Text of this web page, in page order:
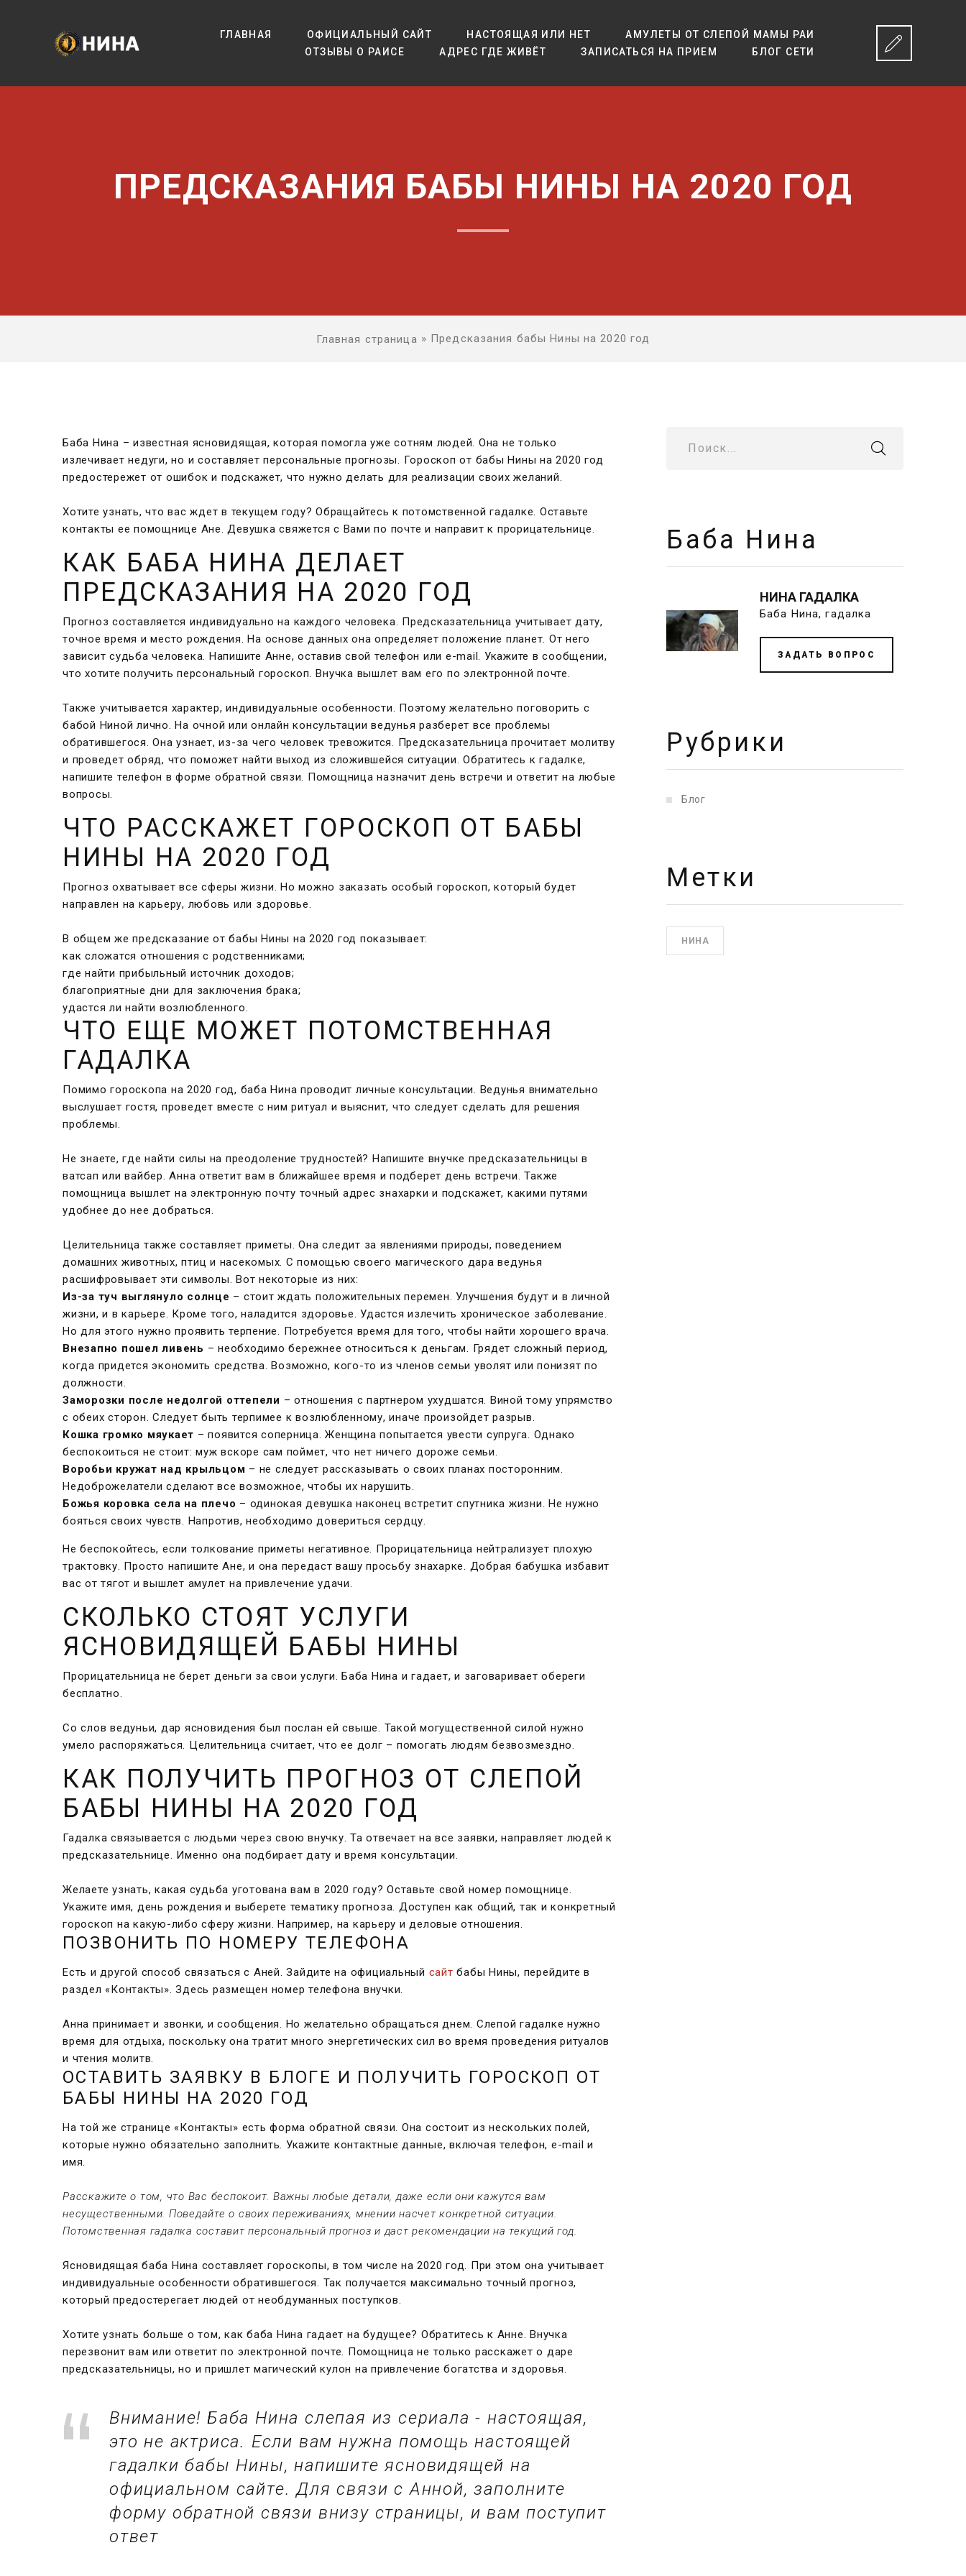
ГЛАВНАЯ ОФИЦИАЛЬНЫЙ САЙТ НАСТОЯЩАЯ ИЛИ НЕТ
АМУЛЕТЫ ОТ СЛЕПОЙ МАМЫ РАИ
ОТЗЫВЫ О РАИСЕ
АДРЕС ГДЕ ЖИВЁТ ЗАПИСАТЬСЯ НА ПРИЕМ БЛОГ СЕТИ
ПРЕДСКАЗАНИЯ БАБЫ НИНЫ НА 2020 ГОД
Главная страница » Предсказания бабы Нины на 2020 год
Баба Нина – известная ясновидящая, которая помогла уже сотням людей. Она не только
излечивает недуги, но и составляет персональные прогнозы. Гороскоп от бабы Нины на 2020 год
предостережет от ошибок и подскажет, что нужно делать для реализации своих желаний.
Хотите узнать, что вас ждет в текущем году? Обращайтесь к потомственной гадалке. Оставьте
контакты ее помощнице Ане. Девушка свяжется с Вами по почте и направит к прорицательнице.
КАК БАБА НИНА ДЕЛАЕТ
ПРЕДСКАЗАНИЯ НА 2020 ГОД
Прогноз составляется индивидуально на каждого человека. Предсказательница учитывает дату,
точное время и место рождения. На основе данных она определяет положение планет. От него
зависит судьба человека. Напишите Анне, оставив свой телефон или e-mail. Укажите в сообщении,
что хотите получить персональный гороскоп. Внучка вышлет вам его по электронной почте.
Также учитывается характер, индивидуальные особенности. Поэтому желательно поговорить с
бабой Ниной лично. На очной или онлайн консультации ведунья разберет все проблемы
обратившегося. Она узнает, из-за чего человек тревожится. Предсказательница прочитает молитву
и проведет обряд, что поможет найти выход из сложившейся ситуации. Обратитесь к гадалке,
напишите телефон в форме обратной связи. Помощница назначит день встречи и ответит на любые
вопросы.
ЧТО РАССКАЖЕТ ГОРОСКОП ОТ БАБЫ
НИНЫ НА 2020 ГОД
Прогноз охватывает все сферы жизни. Но можно заказать особый гороскоп, который будет
направлен на карьеру, любовь или здоровье.
В общем же предсказание от бабы Нины на 2020 год показывает:
как сложатся отношения с родственниками;
где найти прибыльный источник доходов;
благоприятные дни для заключения брака;
удастся ли найти возлюбленного.
ЧТО ЕЩЕ МОЖЕТ ПОТОМСТВЕННАЯ
ГАДАЛКА
Помимо гороскопа на 2020 год, баба Нина проводит личные консультации. Ведунья внимательно
выслушает гостя, проведет вместе с ним ритуал и выяснит, что следует сделать для решения
проблемы.
Не знаете, где найти силы на преодоление трудностей? Напишите внучке предсказательницы в
ватсап или вайбер. Анна ответит вам в ближайшее время и подберет день встречи. Также
помощница вышлет на электронную почту точный адрес знахарки и подскажет, какими путями
удобнее до нее добраться.
Целительница также составляет приметы. Она следит за явлениями природы, поведением
домашних животных, птиц и насекомых. С помощью своего магического дара ведунья
расшифровывает эти символы. Вот некоторые из них:
Из-за туч выглянуло солнце – стоит ждать положительных перемен. Улучшения будут и в личной
жизни, и в карьере. Кроме того, наладится здоровье. Удастся излечить хроническое заболевание.
Но для этого нужно проявить терпение. Потребуется время для того, чтобы найти хорошего врача.
Внезапно пошел ливень – необходимо бережнее относиться к деньгам. Грядет сложный период,
когда придется экономить средства. Возможно, кого-то из членов семьи уволят или понизят по
должности.
Заморозки после недолгой оттепели – отношения с партнером ухудшатся. Виной тому упрямство
с обеих сторон. Следует быть терпимее к возлюбленному, иначе произойдет разрыв.
Кошка громко мяукает – появится соперница. Женщина попытается увести супруга. Однако
беспокоиться не стоит: муж вскоре сам поймет, что нет ничего дороже семьи.
Воробьи кружат над крыльцом – не следует рассказывать о своих планах посторонним.
Недоброжелатели сделают все возможное, чтобы их нарушить.
Божья коровка села на плечо – одинокая девушка наконец встретит спутника жизни. Не нужно
бояться своих чувств. Напротив, необходимо довериться сердцу.
Не беспокойтесь, если толкование приметы негативное. Прорицательница нейтрализует плохую
трактовку. Просто напишите Ане, и она передаст вашу просьбу знахарке. Добрая бабушка избавит
вас от тягот и вышлет амулет на привлечение удачи.
СКОЛЬКО СТОЯТ УСЛУГИ
ЯСНОВИДЯЩЕЙ БАБЫ НИНЫ
Прорицательница не берет деньги за свои услуги. Баба Нина и гадает, и заговаривает обереги
бесплатно.
Со слов ведуньи, дар ясновидения был послан ей свыше. Такой могущественной силой нужно
умело распоряжаться. Целительница считает, что ее долг – помогать людям безвозмездно.
КАК ПОЛУЧИТЬ ПРОГНОЗ ОТ СЛЕПОЙ
БАБЫ НИНЫ НА 2020 ГОД
Гадалка связывается с людьми через свою внучку. Та отвечает на все заявки, направляет людей к
предсказательнице. Именно она подбирает дату и время консультации.
Желаете узнать, какая судьба уготована вам в 2020 году? Оставьте свой номер помощнице.
Укажите имя, день рождения и выберете тематику прогноза. Доступен как общий, так и конкретный
гороскоп на какую-либо сферу жизни. Например, на карьеру и деловые отношения.
ПОЗВОНИТЬ ПО НОМЕРУ ТЕЛЕФОНА
Есть и другой способ связаться с Аней. Зайдите на официальный сайт бабы Нины, перейдите в
раздел «Контакты». Здесь размещен номер телефона внучки.
Анна принимает и звонки, и сообщения. Но желательно обращаться днем. Слепой гадалке нужно
время для отдыха, поскольку она тратит много энергетических сил во время проведения ритуалов
и чтения молитв.
ОСТАВИТЬ ЗАЯВКУ В БЛОГЕ И ПОЛУЧИТЬ ГОРОСКОП ОТ
БАБЫ НИНЫ НА 2020 ГОД
На той же странице «Контакты» есть форма обратной связи. Она состоит из нескольких полей,
которые нужно обязательно заполнить. Укажите контактные данные, включая телефон, e-mail и
имя.
Расскажите о том, что Вас беспокоит. Важны любые детали, даже если они кажутся вам
несущественными. Поведайте о своих переживаниях, мнении насчет конкретной ситуации.
Потомственная гадалка составит персональный прогноз и даст рекомендации на текущий год.
Ясновидящая баба Нина составляет гороскопы, в том числе на 2020 год. При этом она учитывает
индивидуальные особенности обратившегося. Так получается максимально точный прогноз,
который предостерегает людей от необдуманных поступков.
Хотите узнать больше о том, как баба Нина гадает на будущее? Обратитесь к Анне. Внучка
перезвонит вам или ответит по электронной почте. Помощница не только расскажет о даре
предсказательницы, но и пришлет магический кулон на привлечение богатства и здоровья.
Внимание! Баба Нина слепая из сериала - настоящая,
это не актриса. Если вам нужна помощь настоящей
гадалки бабы Нины, напишите ясновидящей на
официальном сайте. Для связи с Анной, заполните
форму обратной связи внизу страницы, и вам поступит
ответ
Поиск...
Баба Нина
НИНА ГАДАЛКА
Баба Нина, гадалка
ЗАДАТЬ ВОПРОС
Рубрики
Блог
Метки
НИНА